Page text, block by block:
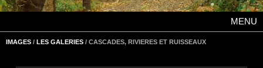
MENU
IMAGES / LES GALERIES / CASCADES, RIVIERES ET RUISSEAUX